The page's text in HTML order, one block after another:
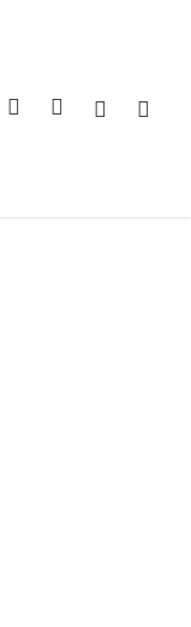
YoutubeInstagramSpotify Twitch